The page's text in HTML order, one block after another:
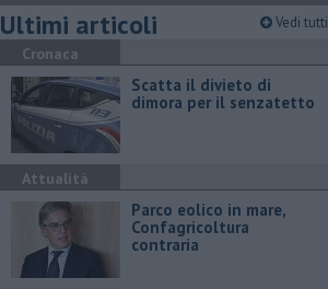
Ultimi articoli Vedi tutti
Cronaca
Scatta il divieto di
dimora per il senzatetto
Attualità
Parco eolico in mare,
Confagricoltura
contraria